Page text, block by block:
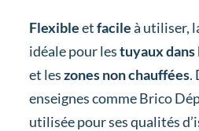
Flexibleetfacileà utiliser,
idéale pour lestuyaux
et leszones non chauffées.
enseignes comme Brico
utilisée pour ses qualités